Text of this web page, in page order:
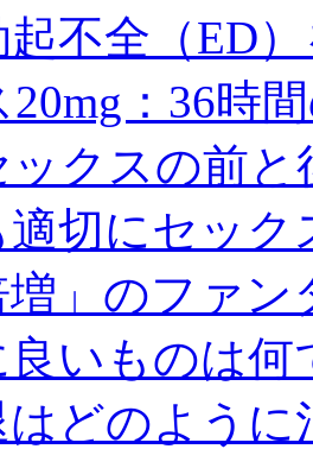
不全（ED
：36時
ックスの前
適切にセック
増」のファ
いものは何
どのように